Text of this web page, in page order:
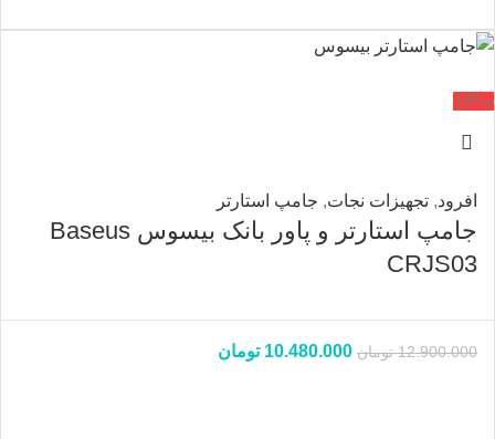
-19%
افرود, تجهیزات نجات, جامپ استارتر
جامپ استارتر و پاور بانک بیسوس Baseus
CRJS03
12.900.000 تومان 10.480.000 تومان